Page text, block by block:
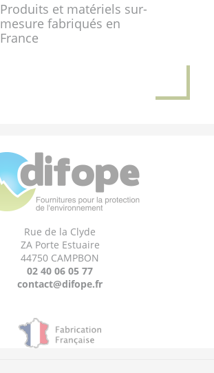
Produits et matériels sur-
mesure fabriqués en
France
Rue de la Clyde
ZA Porte Estuaire
44750 CAMPBON
02 40 06 05 77
contact@difope.fr